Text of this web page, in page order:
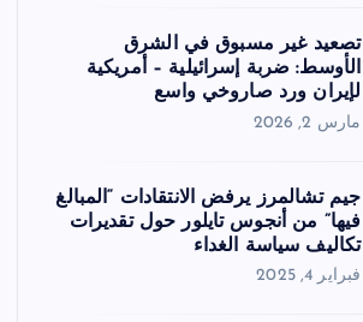
تصعيد غير مسبوق في الشرق
الأوسط: ضربة إسرائيلية – أمريكية
لإيران ورد صاروخي واسع
مارس 2, 2026
جيم تشالمرز يرفض الانتقادات “المبالغ
فيها” من أنجوس تايلور حول تقديرات
تكاليف سياسة الغداء
فبراير 4, 2025